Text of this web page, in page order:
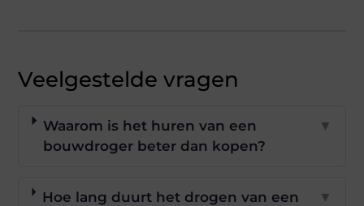
Veelgestelde vragen
Waarom is het huren van een
bouwdroger beter dan kopen?
▼
Hoe lang duurt het drogen van een
▼